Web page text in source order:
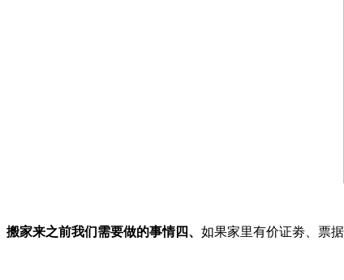
搬家来之前我们需要做的事情四、 如果家里有价证劵、票